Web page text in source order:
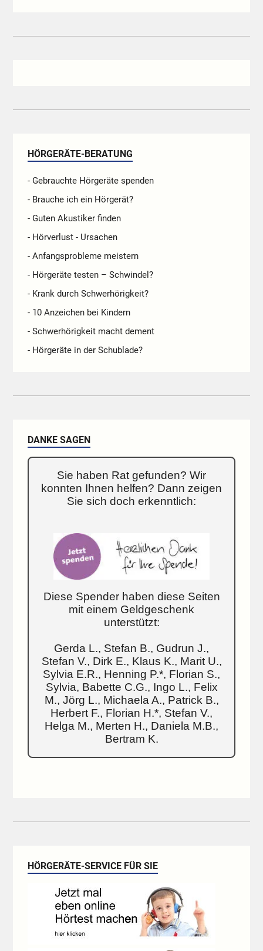
HÖRGERÄTE-BERATUNG
- Gebrauchte Hörgeräte spenden
- Brauche ich ein Hörgerät?
- Guten Akustiker finden
- Hörverlust - Ursachen
- Anfangsprobleme meistern
- Hörgeräte testen – Schwindel?
- Krank durch Schwerhörigkeit?
- 10 Anzeichen bei Kindern
- Schwerhörigkeit macht dement
- Hörgeräte in der Schublade?
DANKE SAGEN
Sie haben Rat gefunden? Wir
konnten Ihnen helfen? Dann zeigen
Sie sich doch erkenntlich:
Diese Spender haben diese Seiten
mit einem Geldgeschenk
unterstützt:
Gerda L., Stefan B., Gudrun J.,
Stefan V., Dirk E., Klaus K., Marit U.,
Sylvia E.R., Henning P.*, Florian S.,
Sylvia, Babette C.G., Ingo L., Felix
M., Jörg L., Michaela A., Patrick B.,
Herbert F., Florian H.*, Stefan V.,
Helga M., Merten H., Daniela M.B.,
Bertram K.
HÖRGERÄTE-SERVICE FÜR SIE